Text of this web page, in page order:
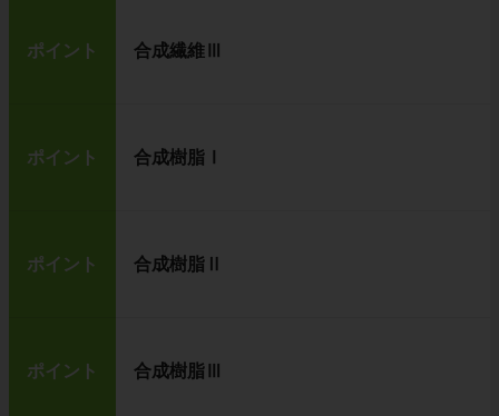
ポイント 合成繊維Ⅲ
ポイント 合成樹脂Ⅰ
ポイント 合成樹脂Ⅱ
ポイント 合成樹脂Ⅲ